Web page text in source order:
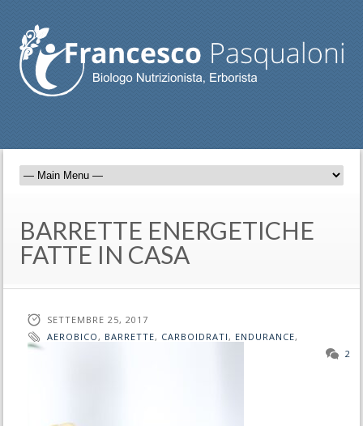
BARRETTE ENERGETICHE
FATTE IN CASA
SETTEMBRE 25, 2017
AEROBICO, BARRETTE, CARBOIDRATI, ENDURANCE,
2